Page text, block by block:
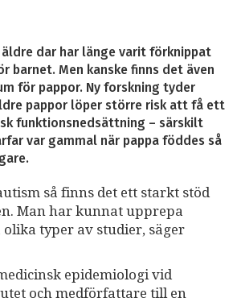
dar har länge varit förknippat
barnet. Men kanske finns det även
för pappor. Ny forskning tyder
pappor löper större risk att få ett
funktionsnedsättning – särskilt
var gammal när pappa föddes så
så finns det ett starkt stöd
Man har kunnat upprepa
typer av studier, säger
epidemiologi vid
och medförfattare till en